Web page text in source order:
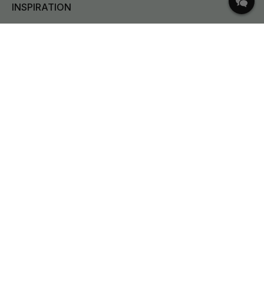
INSPIRATION